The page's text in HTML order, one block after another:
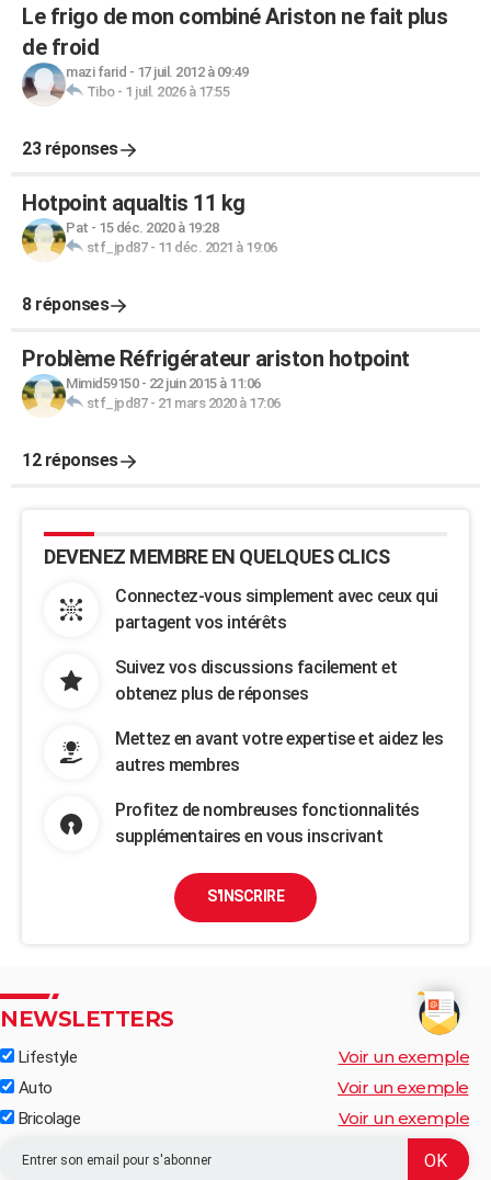
Le frigo de mon combiné Ariston ne fait plus
de froid
mazi farid - 17 juil. 2012 à 09:49
Tibo- 1 juil. 2026 à 17:55
23 réponses
Hotpoint aqualtis 11 kg
Pat - 15 déc. 2020 à 19:28
stf_jpd87- 11 déc. 2021 à 19:06
8 réponses
Problème Réfrigérateur ariston hotpoint
Mimid59150- 22 juin 2015 à 11:06
stf_jpd87- 21 mars 2020 à 17:06
12 réponses
DEVENEZ MEMBRE EN QUELQUES CLICS
Connectez-vous simplement avec ceux qui
partagent vos intérêts
Suivez vos discussions facilement et
obtenez plus de réponses
Mettez en avant votre expertise et aidez les
autres membres
Profitez de nombreuses fonctionnalités
supplémentaires en vous inscrivant
S'INSCRIRE
NEWSLETTERS
Lifestyle Voir un exemple
Auto Voir un exemple
Bricolage Voir un exemple